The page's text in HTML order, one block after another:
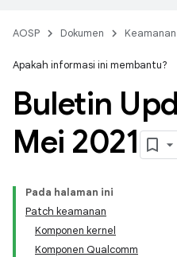
AOSP Dokumen Keamanan
Apakah informasi ini membantu?
Buletin
Mei 2021
Pada halaman ini
Patch keamanan
Komponen kernel
Komponen Qualcomm